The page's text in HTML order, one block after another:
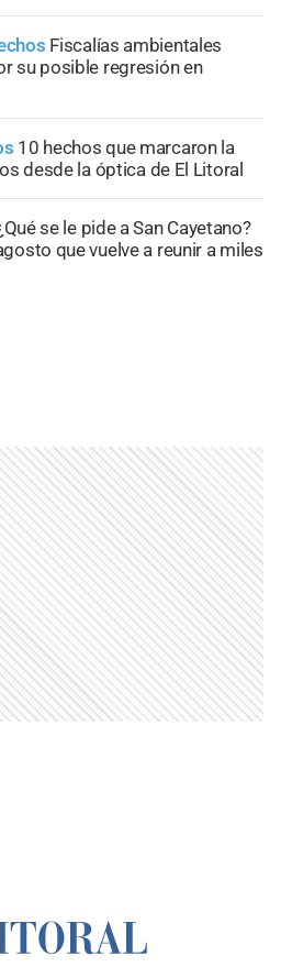
Fiscalías ambientales
su posible regresión en
10 hechos que marcaron la
desde la óptica de El Litoral
se le pide a San Cayetano?
que vuelve a reunir a miles